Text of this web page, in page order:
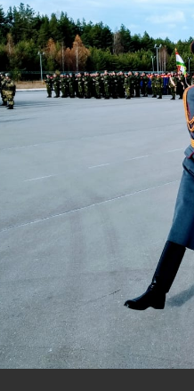
Новости
совместное учение с КСОР
"Мулино", Нижегородская
16.10.2019